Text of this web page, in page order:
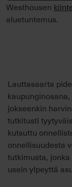
Westhousen
aluetuntemus.
Lauttasaarta
jokseenkin
tutkitusti
kutsuttu
onnellisuudesta
tutkimusta,
usein ylpeyttä